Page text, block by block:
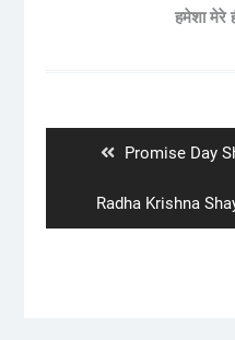
हमेशा मेरे
Previous
Promise Day
Next
post:
Radha Krishna